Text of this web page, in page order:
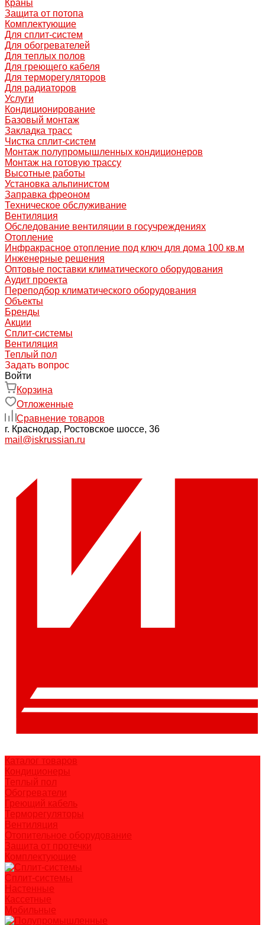
Краны
Защита от потопа
Комплектующие
Для сплит-систем
Для обогревателей
Для теплых полов
Для греющего кабеля
Для терморегуляторов
Для радиаторов
Услуги
Кондиционирование
Базовый монтаж
Закладка трасс
Чистка сплит-систем
Монтаж полупромышленных кондиционеров
Монтаж на готовую трассу
Высотные работы
Установка альпинистом
Заправка фреоном
Техническое обслуживание
Вентиляция
Обследование вентиляции в госучреждениях
Отопление
Инфракрасное отопление под ключ для дома 100 кв.м
Инженерные решения
Оптовые поставки климатического оборудования
Аудит проекта
Переподбор климатического оборудования
Объекты
Бренды
Акции
Сплит-системы
Вентиляция
Теплый пол
Задать вопрос
Войти
Корзина
Отложенные
Сравнение товаров
г. Краснодар, Ростовское шоссе, 36
mail@iskrussian.ru
Каталог товаров
Кондиционеры
Теплый пол
Обогреватели
Греющий кабель
Терморегуляторы
Вентиляция
Отопительное оборудование
Защита от протечки
Комплектующие
Сплит-системы
Настенные
Кассетные
Мобильные